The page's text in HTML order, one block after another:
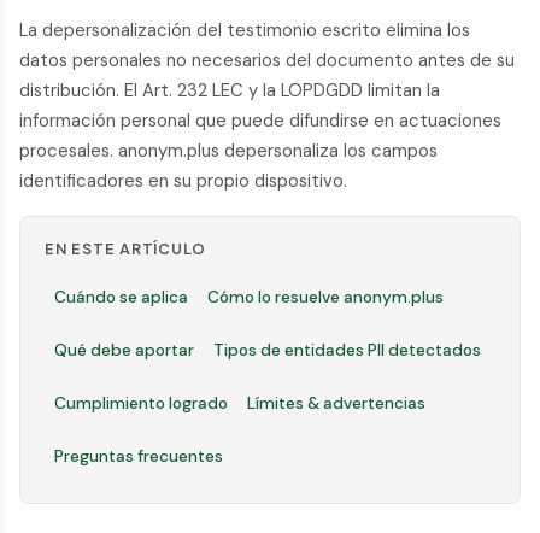
La depersonalización del testimonio escrito elimina los
datos personales no necesarios del documento antes de su
distribución. El Art. 232 LEC y la LOPDGDD limitan la
información personal que puede difundirse en actuaciones
procesales. anonym.plus depersonaliza los campos
identificadores en su propio dispositivo.
EN ESTE ARTÍCULO
Cuándo se aplica Cómo lo resuelve anonym.plus
Qué debe aportar Tipos de entidades PII detectados
Cumplimiento logrado Límites & advertencias
Preguntas frecuentes